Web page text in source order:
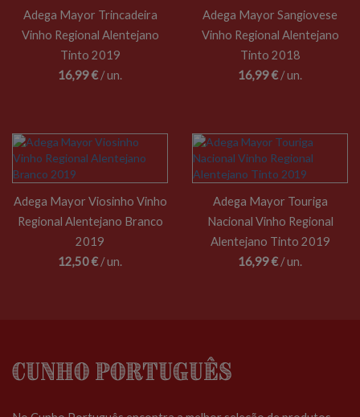
Adega Mayor Trincadeira
Vinho Regional Alentejano
Tinto 2019
16,99 €/ un.
Adega Mayor Sangiovese
Vinho Regional Alentejano
Tinto 2018
16,99 €/ un.
Adega Mayor Viosinho Vinho
Regional Alentejano Branco
2019
12,50 €/ un.
Adega Mayor Touriga
Nacional Vinho Regional
Alentejano Tinto 2019
16,99 €/ un.
Cunho Português